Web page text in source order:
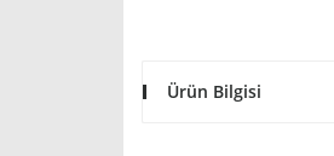
Ürün Bilgisi